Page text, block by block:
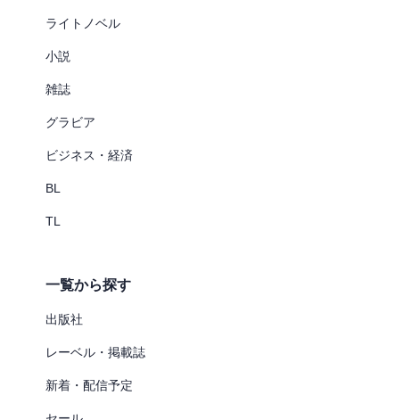
ライトノベル
小説
雑誌
グラビア
ビジネス・経済
BL
TL
一覧から探す
出版社
レーベル・掲載誌
新着・配信予定